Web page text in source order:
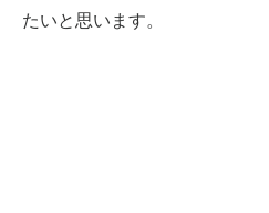
たいと思います。